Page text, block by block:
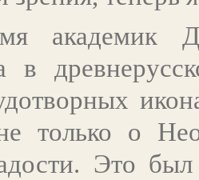
академик
в
только о
Это